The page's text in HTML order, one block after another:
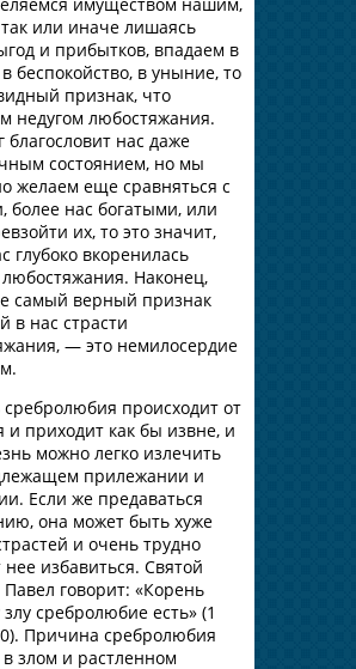
так или иначе лишаясь
и прибытков, впадаем в
беспокойство, в уныние, то
признак, что
недугом любостяжания.
благословит нас даже
состоянием, но мы
желаем еще сравняться с
более нас богатыми, или
их, то это значит,
глубоко вкоренилась
любостяжания. Наконец,
самый верный признак
в нас страсти
— это немилосердие
сребролюбия происходит от
и приходит как бы извне, и
можно легко излечить
прилежании и
Если же предаваться
она может быть хуже
и очень трудно
нее избавиться. Святой
Павел говорит: «Корень
злу сребролюбие есть» (1
Причина сребролюбия
в злом и растленном